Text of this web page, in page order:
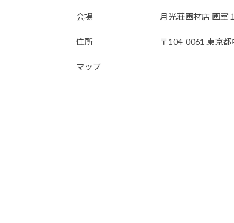
会場 月光荘画材店 画室１
住所 〒104-0061 東京
マップ